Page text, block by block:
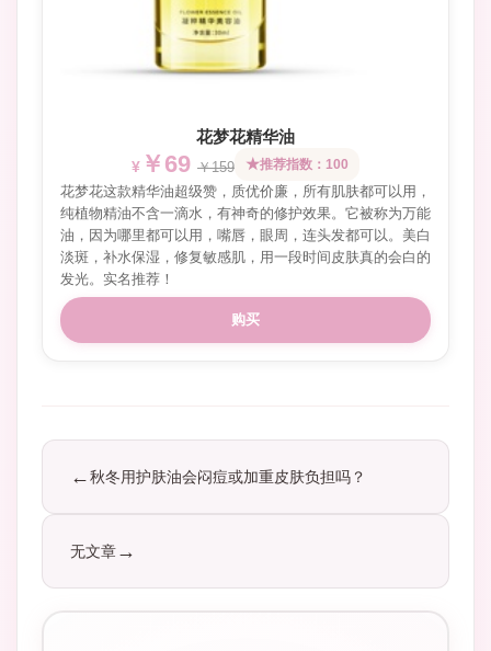
花梦花精华油
￥69 ￥159 推荐指数：100
花梦花这款精华油超级赞，质优价廉，所有肌肤都可以用，
纯植物精油不含一滴水，有神奇的修护效果。它被称为万能
油，因为哪里都可以用，嘴唇，眼周，连头发都可以。美白
淡斑，补水保湿，修复敏感肌，用一段时间皮肤真的会白的
发光。实名推荐！
购买
秋冬用护肤油会闷痘或加重皮肤负担吗？
无文章